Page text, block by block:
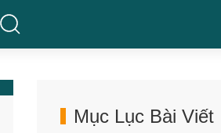
Mục Lục Bài Viết